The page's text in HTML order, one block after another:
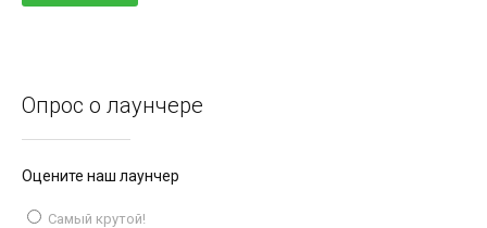
Опрос о лаунчере
Оцените наш лаунчер
Самый крутой!